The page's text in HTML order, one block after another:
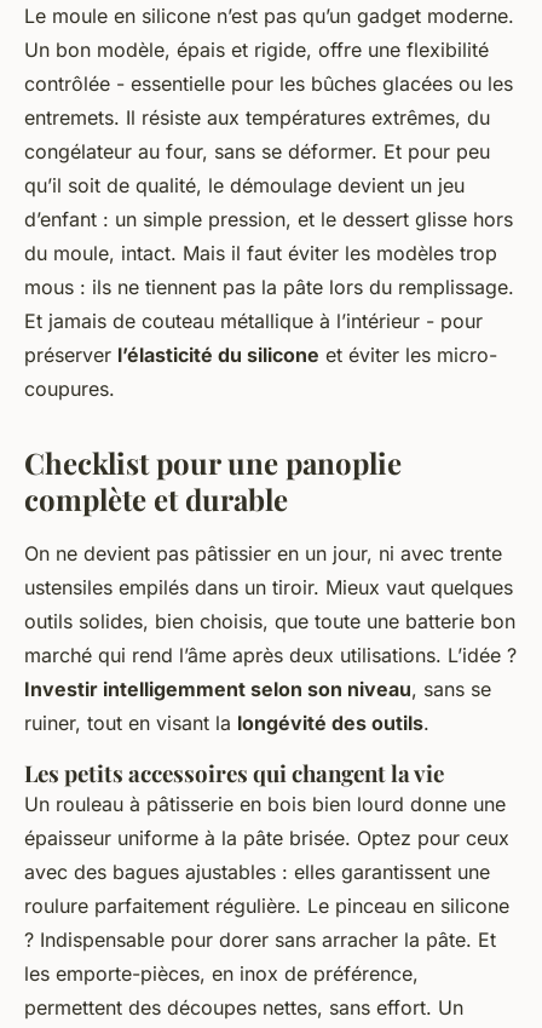
Le moule en silicone n’est pas qu’un gadget moderne.
Un bon modèle, épais et rigide, offre une flexibilité
contrôlée - essentielle pour les bûches glacées ou les
entremets. Il résiste aux températures extrêmes, du
congélateur au four, sans se déformer. Et pour peu
qu’il soit de qualité, le démoulage devient un jeu
d’enfant : un simple pression, et le dessert glisse hors
du moule, intact. Mais il faut éviter les modèles trop
mous : ils ne tiennent pas la pâte lors du remplissage.
Et jamais de couteau métallique à l’intérieur - pour
préserver l’élasticité du silicone et éviter les micro-
coupures.
Checklist pour une panoplie
complète et durable
On ne devient pas pâtissier en un jour, ni avec trente
ustensiles empilés dans un tiroir. Mieux vaut quelques
outils solides, bien choisis, que toute une batterie bon
marché qui rend l’âme après deux utilisations. L’idée ?
Investir intelligemment selon son niveau, sans se
ruiner, tout en visant la longévité des outils.
Les petits accessoires qui changent la vie
Un rouleau à pâtisserie en bois bien lourd donne une
épaisseur uniforme à la pâte brisée. Optez pour ceux
avec des bagues ajustables : elles garantissent une
roulure parfaitement régulière. Le pinceau en silicone
? Indispensable pour dorer sans arracher la pâte. Et
les emporte-pièces, en inox de préférence,
permettent des découpes nettes, sans effort. Un